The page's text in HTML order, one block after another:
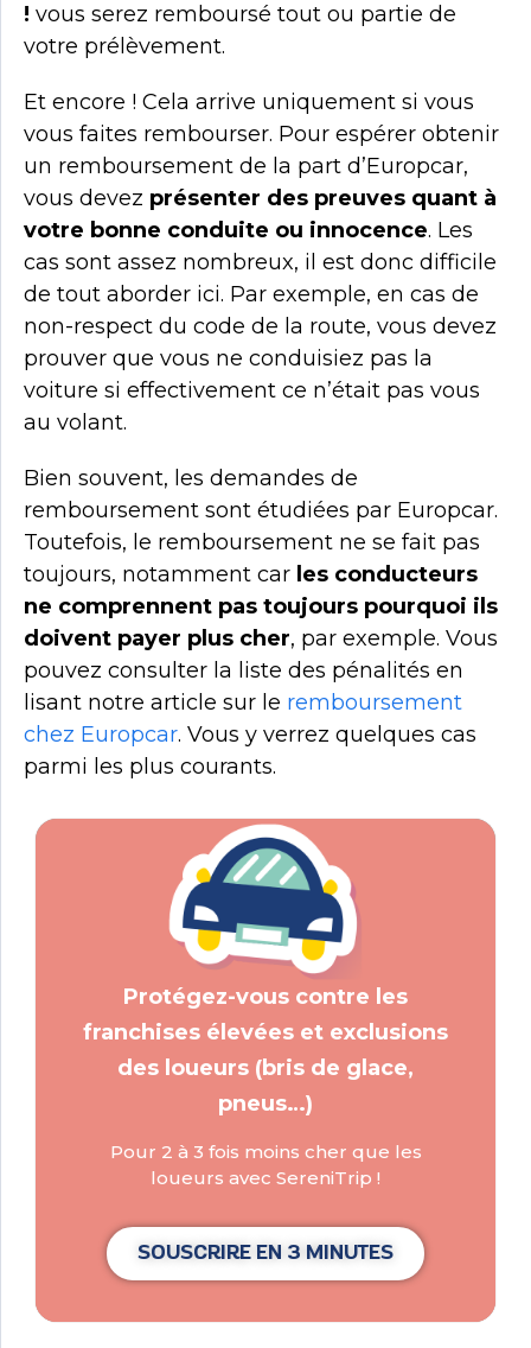
! vous serez remboursé tout ou partie de
votre prélèvement.
Et encore ! Cela arrive uniquement si vous
vous faites rembourser. Pour espérer obtenir
un remboursement de la part d’Europcar,
vous devez présenter des preuves quant à
votre bonne conduite ou innocence. Les
cas sont assez nombreux, il est donc difficile
de tout aborder ici. Par exemple, en cas de
non-respect du code de la route, vous devez
prouver que vous ne conduisiez pas la
voiture si effectivement ce n’était pas vous
au volant.
Bien souvent, les demandes de
remboursement sont étudiées par Europcar.
Toutefois, le remboursement ne se fait pas
toujours, notamment car les conducteurs
ne comprennent pas toujours pourquoi ils
doivent payer plus cher, par exemple. Vous
pouvez consulter la liste des pénalités en
lisant notre article sur le remboursement
chez Europcar. Vous y verrez quelques cas
parmi les plus courants.
Protégez-vous contre les
franchises élevées et exclusions
des loueurs (bris de glace,
pneus…)
Pour 2 à 3 fois moins cher que les
loueurs avec SereniTrip !
SOUSCRIRE EN 3 MINUTES